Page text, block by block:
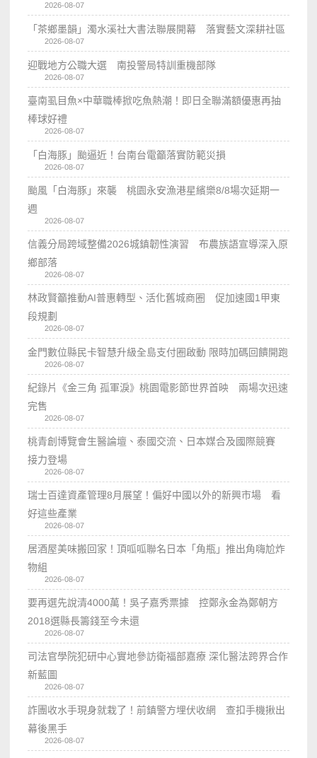
2026-08-07
「茶鄉墨韻」濁水溪社大書法聯展開幕 落實藝文深耕社區
2026-08-07
迎戰地方公職大選 南投警局特訓重機部隊
2026-08-07
臺南虱目魚×中華職棒掀吃魚熱潮！即日全聯滿額優惠再抽
棒球好禮
2026-08-07
「白海豚」颱逼近！台南台電籲落實防範災損
2026-08-07
颱風「白海豚」來襲 桃園永安漁港星繽樂8/8場次延期一
週
2026-08-07
信義分局跨域整備2026城鎮韌性演習 布農族語宣導深入原
鄉部落
2026-08-07
林政賢籲推動AI普惠轉型、活化舊城商圈 促加速國1甲東
段規劃
2026-08-07
金門數位縣民卡智慧升級全島支付圈啟動 限時加碼回饋開跑
2026-08-07
紀錄片《金三角 孤軍淚》桃園電影節世界首映 兩場次迅速
完售
2026-08-07
桃青創博覽會生醫論壇、泰國交流、日本媒合及國際競賽
接力登場
2026-08-07
瑞士百達資產管理8月展望！偏好中國以外的新興市場 看
好這些產業
2026-08-07
居酒屋美味搬回家！頂呱呱聯名日本「角瓶」推出角嗨尬炸
物組
2026-08-07
要再選先說清4000萬！吳子嘉秀票據 控鄭永金為鄭朝方
2018選縣長籌錢至今未還
2026-08-07
司法官學院犯研中心實地參訪衛福部嘉療 深化醫法跨界合作
新藍圖
2026-08-07
詐團收水手現身就栽了！前鎮警方埋伏收網 查扣手機揪出
幕後黑手
2026-08-07